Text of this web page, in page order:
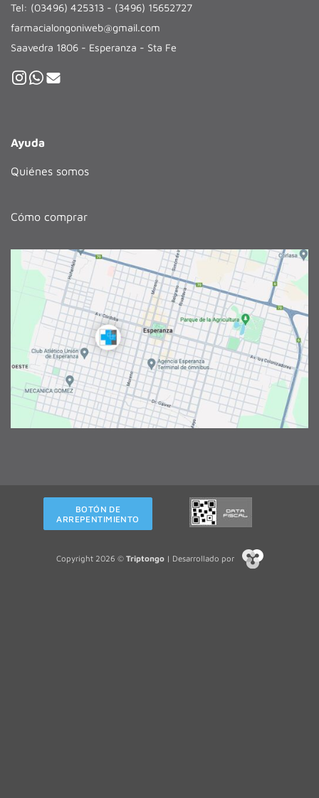
Tel: (03496) 425313 - (3496) 15652727
farmacialongoniweb@gmail.com
Saavedra 1806 - Esperanza - Sta Fe
Ayuda
Quiénes somos
Cómo comprar
BOTÓN DE
ARREPENTIMIENTO
Copyright 2026 © Triptongo| Desarrollado por